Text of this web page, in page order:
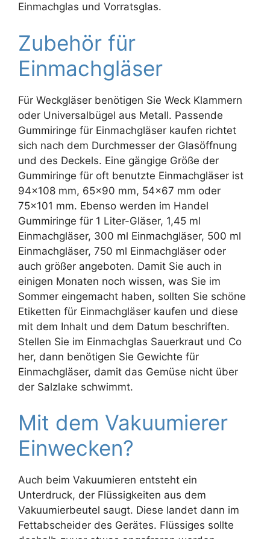
Einmachglas und Vorratsglas.
Zubehör für
Einmachgläser
Für Weckgläser benötigen Sie Weck Klammern
oder Universalbügel aus Metall. Passende
Gummiringe für Einmachgläser kaufen richtet
sich nach dem Durchmesser der Glasöffnung
und des Deckels. Eine gängige Größe der
Gummiringe für oft benutzte Einmachgläser ist
94×108 mm, 65×90 mm, 54×67 mm oder
75×101 mm. Ebenso werden im Handel
Gummiringe für 1 Liter-Gläser, 1,45 ml
Einmachgläser, 300 ml Einmachgläser, 500 ml
Einmachgläser, 750 ml Einmachgläser oder
auch größer angeboten. Damit Sie auch in
einigen Monaten noch wissen, was Sie im
Sommer eingemacht haben, sollten Sie schöne
Etiketten für Einmachgläser kaufen und diese
mit dem Inhalt und dem Datum beschriften.
Stellen Sie im Einmachglas Sauerkraut und Co
her, dann benötigen Sie Gewichte für
Einmachgläser, damit das Gemüse nicht über
der Salzlake schwimmt.
Mit dem Vakuumierer
Einwecken?
Auch beim Vakuumieren entsteht ein
Unterdruck, der Flüssigkeiten aus dem
Vakuumierbeutel saugt. Diese landet dann im
Fettabscheider des Gerätes. Flüssiges sollte